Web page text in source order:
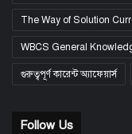
The Way of Solution
WBCS General
গুরুত্বপূর্ণ কারেন্ট অ্যাফেয়ার্স
Follow Us